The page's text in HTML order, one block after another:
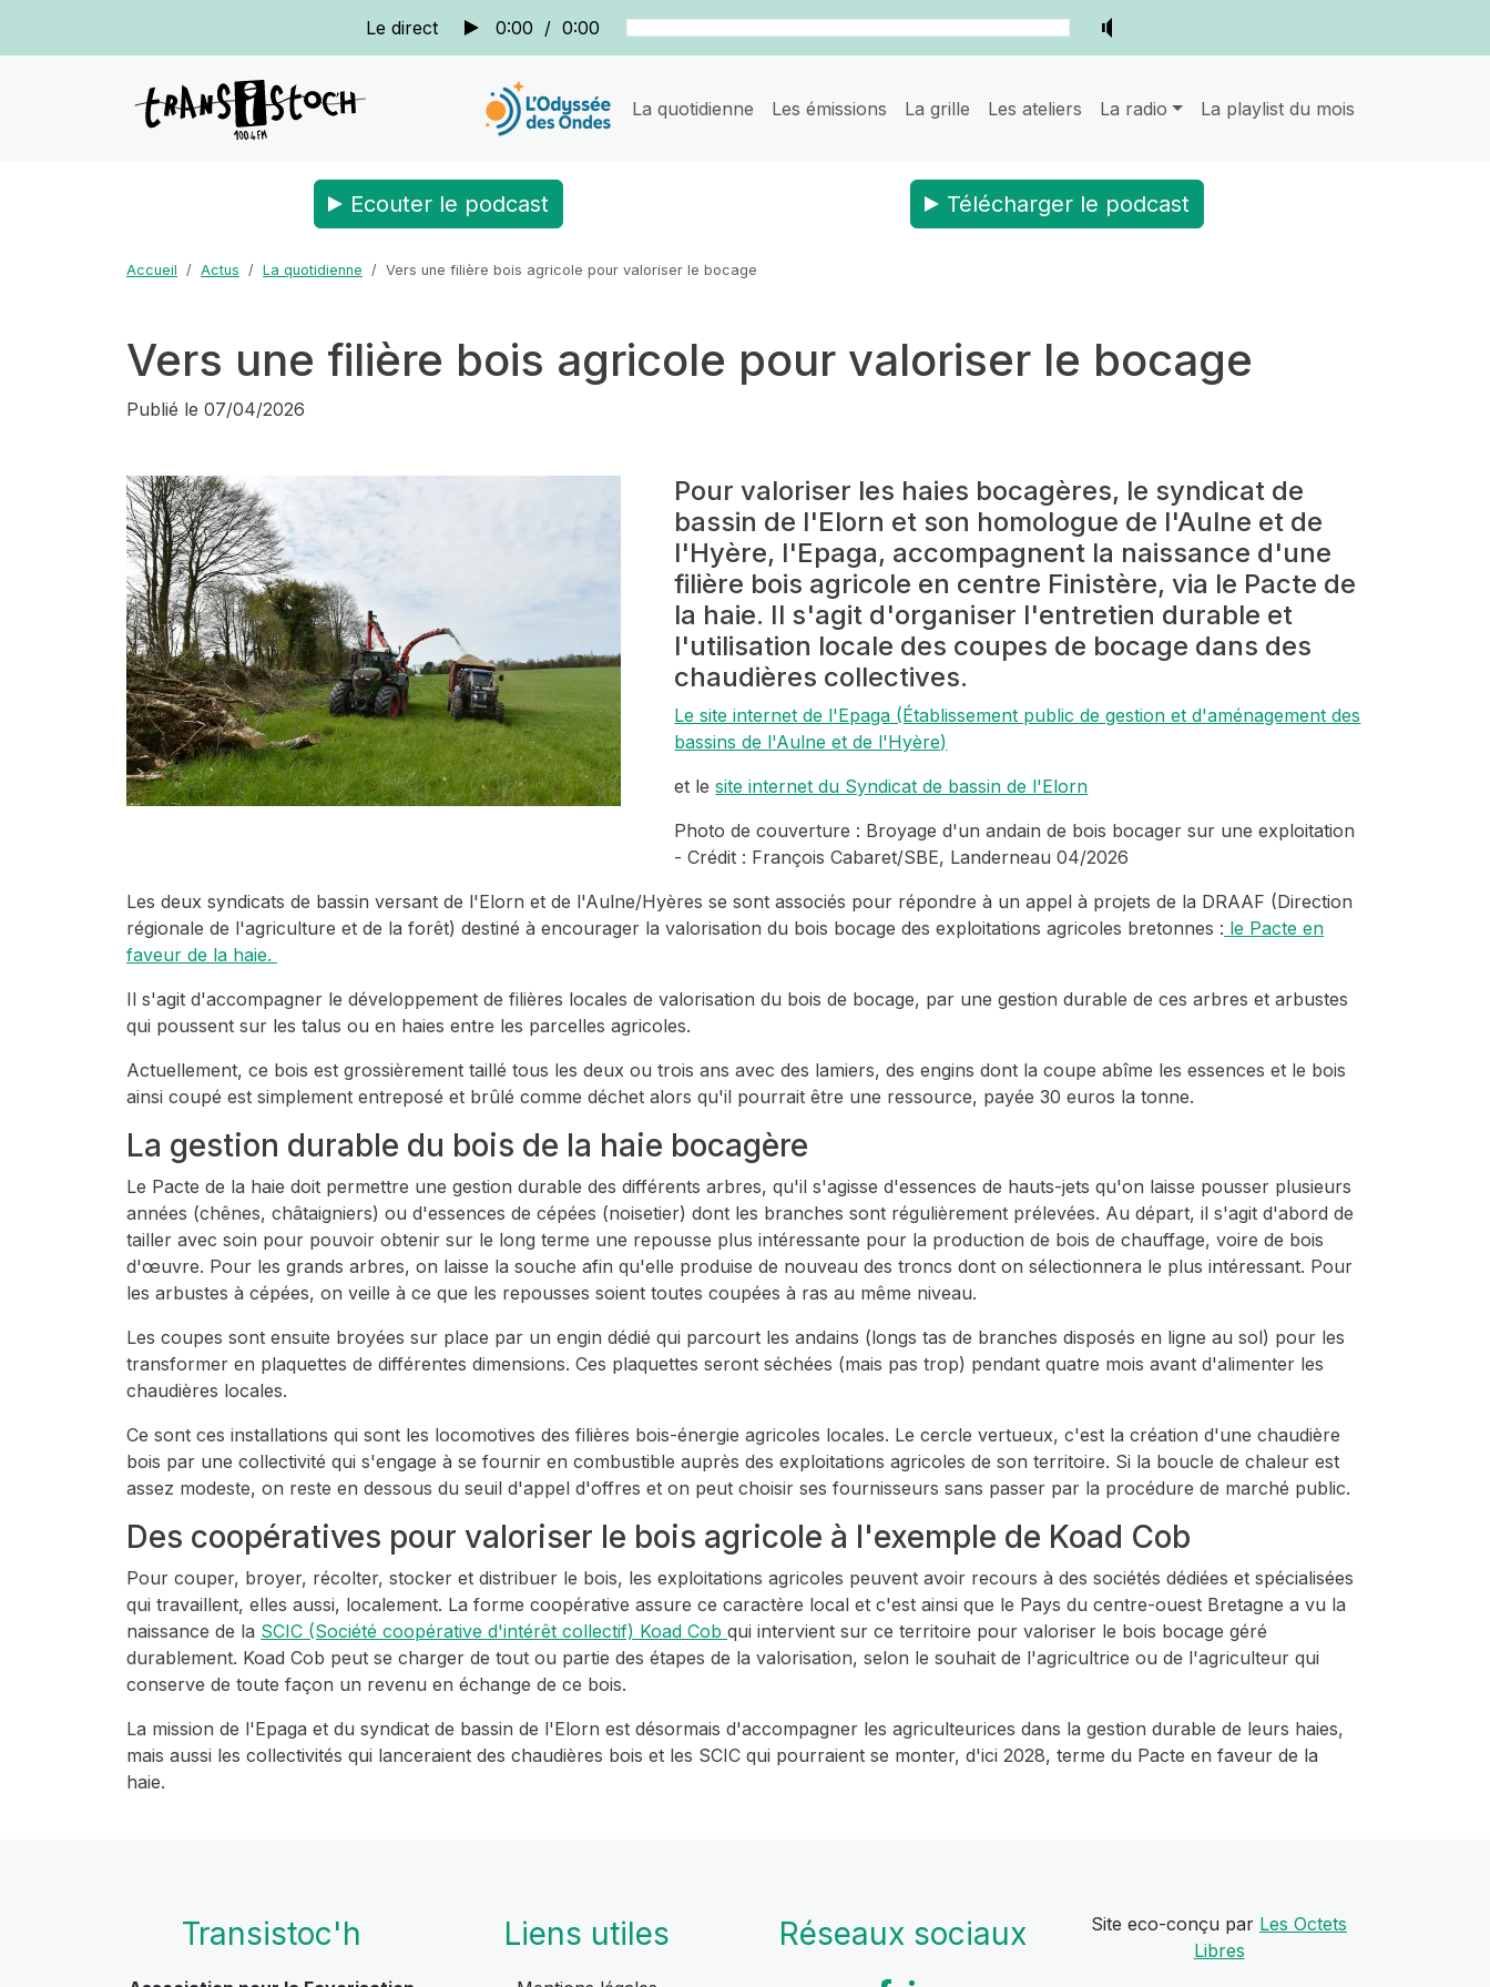
Le direct 0:00 / 0:00
La quotidienne Les émissions La grille Les ateliers La radio La playlist du mois
Ecouter le podcast Télécharger le podcast
Accueil Actus La quotidienne Vers une filière bois agricole pour valoriser le bocage
Vers une filière bois agricole pour valoriser le bocage
Publié le 07/04/2026
Pour valoriser les haies bocagères, le syndicat de
bassin de l'Elorn et son homologue de l'Aulne et de
l'Hyère, l'Epaga, accompagnent la naissance d'une
filière bois agricole en centre Finistère, via le Pacte de
la haie. Il s'agit d'organiser l'entretien durable et
l'utilisation locale des coupes de bocage dans des
chaudières collectives.
Le site internet de l'Epaga (Établissement public de gestion et d'aménagement des
bassins de l'Aulne et de l'Hyère)
et lesite internet du Syndicat de bassin de l'Elorn
Photo de couverture : Broyage d'un andain de bois bocager sur une exploitation
- Crédit : François Cabaret/SBE, Landerneau 04/2026
Les deux syndicats de bassin versant de l'Elorn et de l'Aulne/Hyères se sont associés pour répondre à un appel à projets de la DRAAF (Direction
régionale de l'agriculture et de la forêt) destiné à encourager la valorisation du bois bocage des exploitations agricoles bretonnes : le Pacte en
faveur de la haie.
Il s'agit d'accompagner le développement de filières locales de valorisation du bois de bocage, par une gestion durable de ces arbres et arbustes
qui poussent sur les talus ou en haies entre les parcelles agricoles.
Actuellement, ce bois est grossièrement taillé tous les deux ou trois ans avec des lamiers, des engins dont la coupe abîme les essences et le bois
ainsi coupé est simplement entreposé et brûlé comme déchet alors qu'il pourrait être une ressource, payée 30 euros la tonne.
La gestion durable du bois de la haie bocagère
Le Pacte de la haie doit permettre une gestion durable des différents arbres, qu'il s'agisse d'essences de hauts-jets qu'on laisse pousser plusieurs
années (chênes, châtaigniers) ou d'essences de cépées (noisetier) dont les branches sont régulièrement prélevées. Au départ, il s'agit d'abord de
tailler avec soin pour pouvoir obtenir sur le long terme une repousse plus intéressante pour la production de bois de chauffage, voire de bois
d'œuvre. Pour les grands arbres, on laisse la souche afin qu'elle produise de nouveau des troncs dont on sélectionnera le plus intéressant. Pour
les arbustes à cépées, on veille à ce que les repousses soient toutes coupées à ras au même niveau.
Les coupes sont ensuite broyées sur place par un engin dédié qui parcourt les andains (longs tas de branches disposés en ligne au sol) pour les
transformer en plaquettes de différentes dimensions. Ces plaquettes seront séchées (mais pas trop) pendant quatre mois avant d'alimenter les
chaudières locales.
Ce sont ces installations qui sont les locomotives des filières bois-énergie agricoles locales. Le cercle vertueux, c'est la création d'une chaudière
bois par une collectivité qui s'engage à se fournir en combustible auprès des exploitations agricoles de son territoire. Si la boucle de chaleur est
assez modeste, on reste en dessous du seuil d'appel d'offres et on peut choisir ses fournisseurs sans passer par la procédure de marché public.
Des coopératives pour valoriser le bois agricole à l'exemple de Koad Cob
Pour couper, broyer, récolter, stocker et distribuer le bois, les exploitations agricoles peuvent avoir recours à des sociétés dédiées et spécialisées
qui travaillent, elles aussi, localement. La forme coopérative assure ce caractère local et c'est ainsi que le Pays du centre-ouest Bretagne a vu la
naissance de la SCIC (Société coopérative d'intérêt collectif) Koad Cob qui intervient sur ce territoire pour valoriser le bois bocage géré
durablement. Koad Cob peut se charger de tout ou partie des étapes de la valorisation, selon le souhait de l'agricultrice ou de l'agriculteur qui
conserve de toute façon un revenu en échange de ce bois.
La mission de l'Epaga et du syndicat de bassin de l'Elorn est désormais d'accompagner les agriculteurices dans la gestion durable de leurs haies,
mais aussi les collectivités qui lanceraient des chaudières bois et les SCIC qui pourraient se monter, d'ici 2028, terme du Pacte en faveur de la
haie.
Transistoc'h Liens utiles Réseaux sociaux Site eco-conçu par Les Octets
Libres